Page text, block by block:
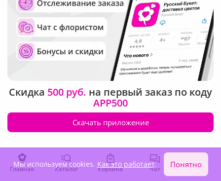
Язык интерфейса: Валюта:
Служба круглосуточной доставки цветов
Русский Букет, 2026
Общество с ограниченной ответственностью «Технология»
ОГРН: 1195476081745, ИНН: 5410081997
Юридический адрес: г. Новосибирск, ул. Ипподромская,
д.42, оф. 3
Главная Каталог Корзина Чат Войти
Скидка 500 руб. на первый заказ по коду
APP500
Скачать приложение
Мы используем cookies. Как это работает. Понятно